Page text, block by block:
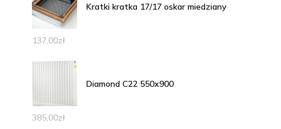
Kratki kratka 17/17 oskar miedziany
137,00zł
Diamond C22 550x900
385,00zł